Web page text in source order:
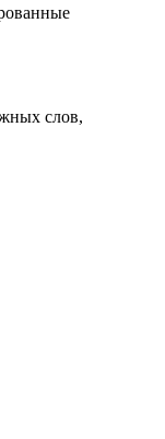
слов,